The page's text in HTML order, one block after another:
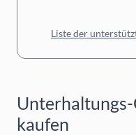
Liste der
kaufen